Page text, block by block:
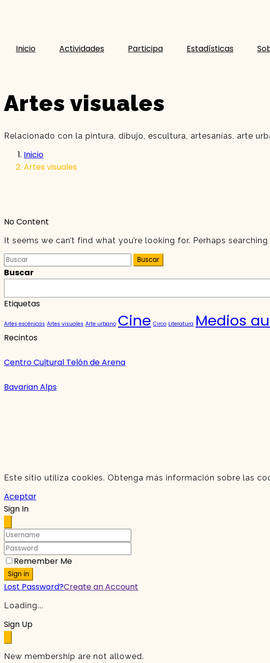
Inicio Actividades Participa Estadísticas
Artes visuales
Relacionado con la pintura, dibujo, escultura, artesanías, arte
Inicio
Artes visuales
No Content
It seems we can’t find what you’re looking for. Perhaps
Buscar
Buscar
Etiquetas
Artes escénicas Artes visuales Arte urbano Cine Circo Literatura Medios
Recintos
Centro Cultural Telón de Arena
Bavarian Alps
Este sitio utiliza cookies. Obtenga más información sobre las
Aceptar
Sign In
Remember Me
Sign in
Lost Password?Create an Account
Loading...
Sign Up
New membership are not allowed.